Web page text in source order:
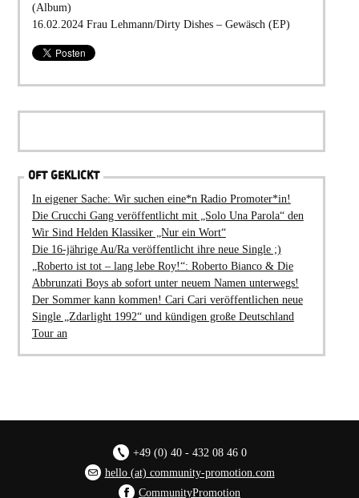
(Album)
16.02.2024 Frau Lehmann/Dirty Dishes – Gewäsch (EP)
OFT GEKLICKT
In eigener Sache: Wir suchen eine*n Radio Promoter*in!
Die Crucchi Gang veröffentlicht mit „Solo Una Parola“ den
Wir Sind Helden Klassiker „Nur ein Wort“
Die 16-jährige Au/Ra veröffentlicht ihre neue Single ;)
„Roberto ist tot – lang lebe Roy!“: Roberto Bianco & Die
Abbrunzati Boys ab sofort unter neuem Namen unterwegs!
Der Sommer kann kommen! Cari Cari veröffentlichen neue
Single „Zdarlight 1992“ und kündigen große Deutschland
Tour an
+49 (0) 40 - 432 08 46 0
hello (at) community-promotion.com
CommunityPromotion